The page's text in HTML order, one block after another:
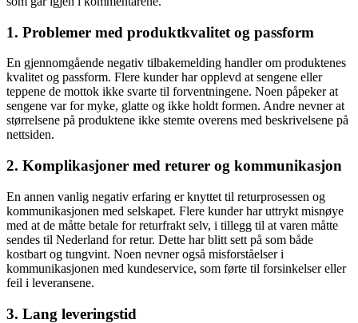
1. Problemer med produktkvalitet og passform
En gjennomgående negativ tilbakemelding handler om produktenes
kvalitet og passform. Flere kunder har opplevd at sengene eller
teppene de mottok ikke svarte til forventningene. Noen påpeker at
sengene var for myke, glatte og ikke holdt formen. Andre nevner at
størrelsene på produktene ikke stemte overens med beskrivelsene på
nettsiden.
2. Komplikasjoner med returer og kommunikasjon
En annen vanlig negativ erfaring er knyttet til returprosessen og
kommunikasjonen med selskapet. Flere kunder har uttrykt misnøye
med at de måtte betale for returfrakt selv, i tillegg til at varen måtte
sendes til Nederland for retur. Dette har blitt sett på som både
kostbart og tungvint. Noen nevner også misforståelser i
kommunikasjonen med kundeservice, som førte til forsinkelser eller
feil i leveransene.
3. Lang leveringstid